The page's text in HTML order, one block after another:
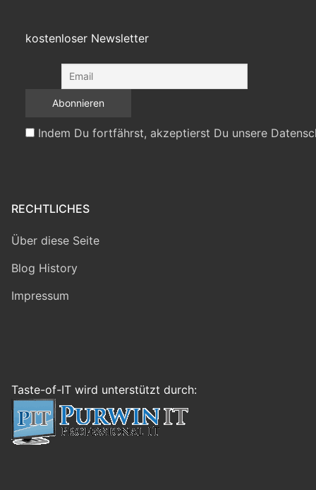
kostenloser Newsletter
Indem Du fortfährst, akzeptierst Du unsere
RECHTLICHES
Über diese Seite
Blog History
Impressum
Taste-of-IT wird unterstützt durch: